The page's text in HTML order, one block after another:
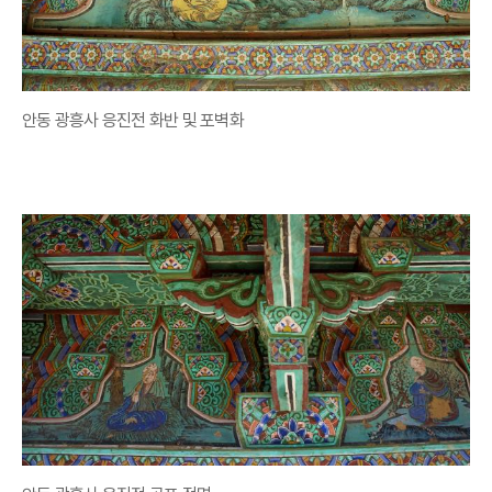
안동 광흥사 응진전 화반 및 포벽화